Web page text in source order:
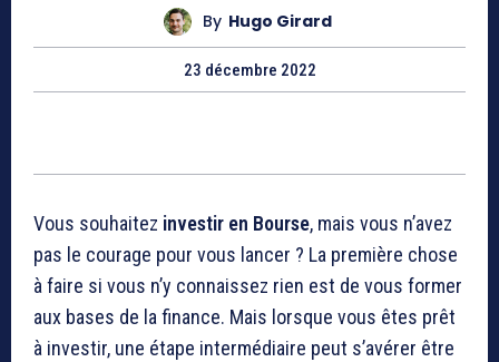
By Hugo Girard
23 décembre 2022
Vous souhaitez investir en Bourse, mais vous n’avez
pas le courage pour vous lancer ? La première chose
à faire si vous n’y connaissez rien est de vous former
aux bases de la finance. Mais lorsque vous êtes prêt
à investir, une étape intermédiaire peut s’avérer être